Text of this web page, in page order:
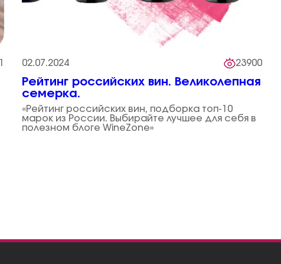
02.07.2024 23900
Рейтинг российских вин. Великолепная
семерка.
«Рейтинг российских вин, подборка топ-10
марок из России. Выбирайте лучшее для себя в
полезном блоге WineZone»